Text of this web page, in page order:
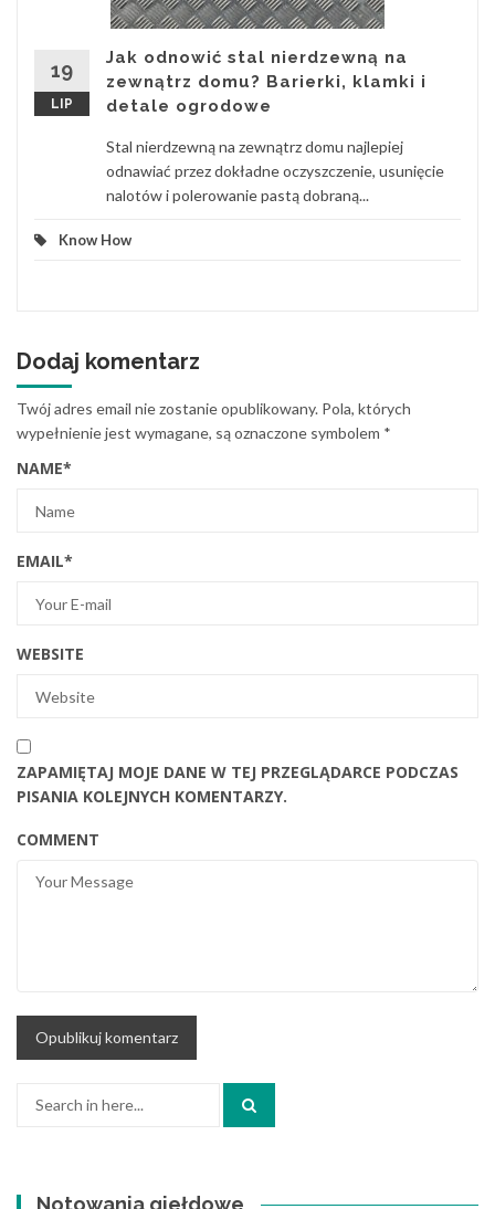
19
LIP
Jak odnowić stal nierdzewną na
zewnątrz domu? Barierki, klamki i
detale ogrodowe
Stal nierdzewną na zewnątrz domu najlepiej
odnawiać przez dokładne oczyszczenie, usunięcie
nalotów i polerowanie pastą dobraną...
Know How
Dodaj komentarz
Twój adres email nie zostanie opublikowany. Pola, których
wypełnienie jest wymagane, są oznaczone symbolem *
NAME*
EMAIL*
WEBSITE
ZAPAMIĘTAJ MOJE DANE W TEJ PRZEGLĄDARCE PODCZAS
PISANIA KOLEJNYCH KOMENTARZY.
COMMENT
Notowania giełdowe